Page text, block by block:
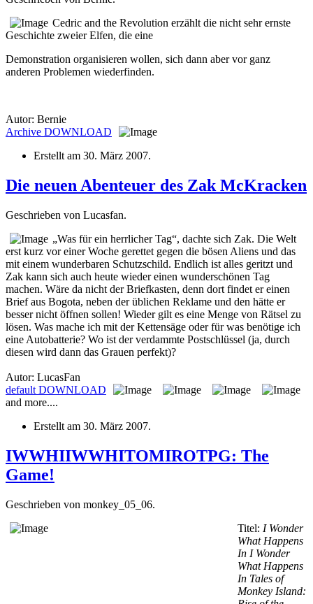
Cedric and the Revolution erzählt die nicht sehr ernste
Geschichte zweier Elfen, die eine
Demonstration organisieren wollen, sich dann aber vor ganz
anderen Problemen wiederfinden.
Autor: Bernie
Archive DOWNLOAD
Erstellt am 30. März 2007.
Die neuen Abenteuer des Zak McKracken
Geschrieben von Lucasfan.
„Was für ein herrlicher Tag“, dachte sich Zak. Die Welt
erst kurz vor einer Woche gerettet gegen die bösen Aliens und das
mit einem wunderbaren Schutzschild. Endlich ist alles geritzt und
Zak kann sich auch heute wieder einen wunderschönen Tag
machen. Wäre da nicht der Briefkasten, denn dort findet er einen
Brief aus Bogota, neben der üblichen Reklame und den hätte er
besser nicht öffnen sollen! Wieder gilt es eine Menge von Rätsel zu
lösen. Was mache ich mit der Kettensäge oder für was benötige ich
eine Autobatterie? Wo ist der verdammte Postschlüssel (ja, durch
diesen wird dann das Grauen perfekt)?
Autor: LucasFan
default DOWNLOAD
and more....
Erstellt am 30. März 2007.
IWWHIIWWHITOMIROTPG: The
Game!
Geschrieben von monkey_05_06.
Titel: I Wonder
What Happens
In I Wonder
What Happens
In Tales of
Monkey Island: